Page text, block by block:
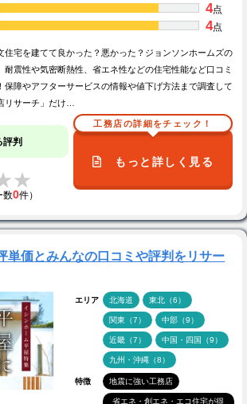
4点
4点
住宅を建てて良かった？悪かった？ジョンソンホームズの
耐震性や気密断熱性、省エネ性などの住宅性能など口コミ
保障やアフターサービスの情報や値下げ方法まで調査して
リサーチ」だけ…
評判
数0件）
工務店の詳細をチェック！
もっと詳しく見る
単価とみんなの口コミや評判をリサー
エリア 北海道 東北（6）
関東（7） 中部（9）
近畿（7） 中国・四国（9）
九州・沖縄（8）
特徴 地震に強い工務店
省エネ・創エネ・エコ住宅が得